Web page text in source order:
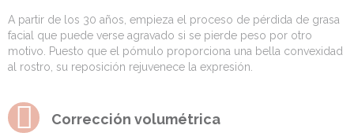
A partir de los 30 años, empieza el proceso de pérdida de grasa
facial que puede verse agravado si se pierde peso por otro
motivo. Puesto que el pómulo proporciona una bella convexidad
al rostro, su reposición rejuvenece la expresión.
Corrección volumétrica